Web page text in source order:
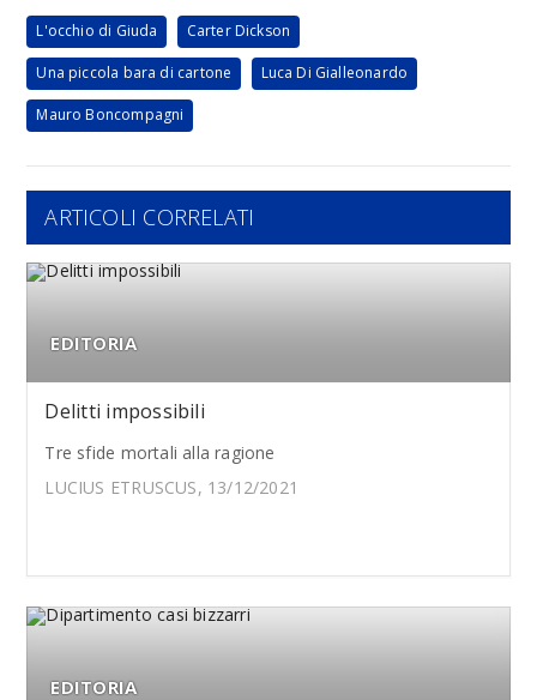
L'occhio di Giuda Carter Dickson
Una piccola bara di cartone Luca Di Gialleonardo
Mauro Boncompagni
ARTICOLI CORRELATI
EDITORIA
Delitti impossibili
Tre sfide mortali alla ragione
LUCIUS ETRUSCUS, 13/12/2021
EDITORIA